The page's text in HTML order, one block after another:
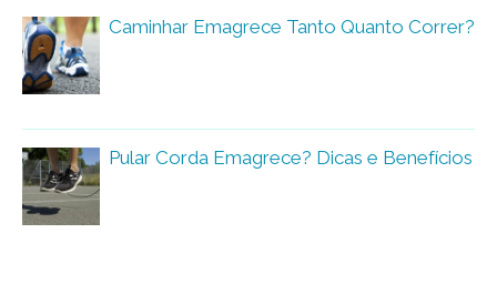
Caminhar Emagrece Tanto Quanto Correr?
Pular Corda Emagrece? Dicas e Benefícios